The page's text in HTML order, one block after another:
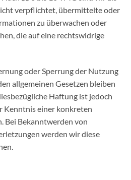
verpflichtet, übermittelte oder
zu überwachen oder
die auf eine rechtswidrige
oder Sperrung der Nutzung
allgemeinen Gesetzen bleiben
Haftung ist jedoch
Kenntnis einer konkreten
Bei Bekanntwerden von
werden wir diese